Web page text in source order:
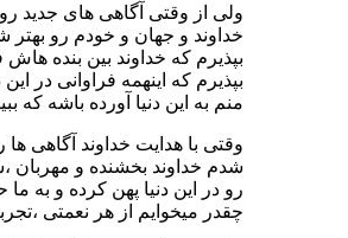
ولی از وقتی آگاهی های جدید
خداوند و جهان و خودم رو بهتر
بپذیرم که خداوند بین بنده هاش
بپذیرم که اینهمه فراوانی در
منم به این دنیا آورده باشه
وقتی با هدایت خداوند آگاهی
شدم خداوند بخشنده و مهربان
رو در این دنیا پهن کرده و به ما
چقدر میخوایم از هر نعمتی